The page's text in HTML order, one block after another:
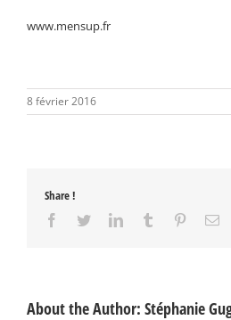
www.mensup.fr
8 février 2016
Share !
Facebook
TwitterLinkedInTumblr Pinterest
About the Author: Stéphanie